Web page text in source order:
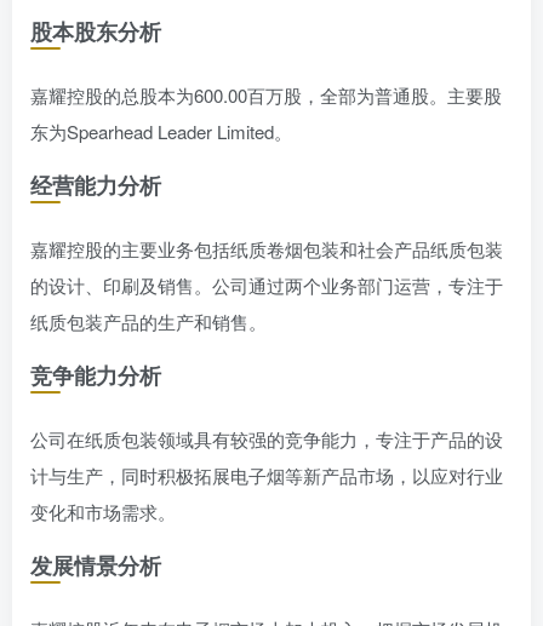
股本股东分析
嘉耀控股的总股本为600.00百万股，全部为普通股。主要股
东为Spearhead Leader Limited。
经营能力分析
嘉耀控股的主要业务包括纸质卷烟包装和社会产品纸质包装
的设计、印刷及销售。公司通过两个业务部门运营，专注于
纸质包装产品的生产和销售。
竞争能力分析
公司在纸质包装领域具有较强的竞争能力，专注于产品的设
计与生产，同时积极拓展电子烟等新产品市场，以应对行业
变化和市场需求。
发展情景分析